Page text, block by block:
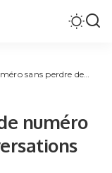
perdre de conversations
numéro